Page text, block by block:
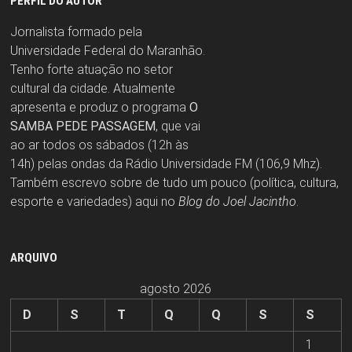
Jornalista formado pela
Universidade Federal do Maranhão.
Tenho forte atuação no setor
cultural da cidade. Atualmente
apresenta e produz o programa O
SAMBA PEDE PASSAGEM, que vai
ao ar todos os sábados (12h às
14h) pelas ondas da Rádio Universidade FM (106,9 Mhz).
Também escrevo sobre de tudo um pouco (política, cultura,
esporte e variedades) aqui no Blog do Joel Jacintho.
ARQUIVO
agosto 2026
D
S T Q Q S
S
1